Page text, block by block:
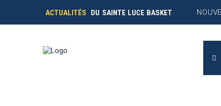
ACTUALITÉS DU SAINTE LUCE BASKET